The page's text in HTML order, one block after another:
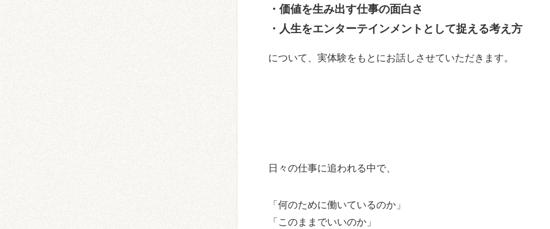
・価値を生み出す仕事の面白さ
・人生をエンターテインメントとして捉える考え方
について、実体験をもとにお話しさせていただきます。
日々の仕事に追われる中で、
「何のために働いているのか」
「このままでいいのか」